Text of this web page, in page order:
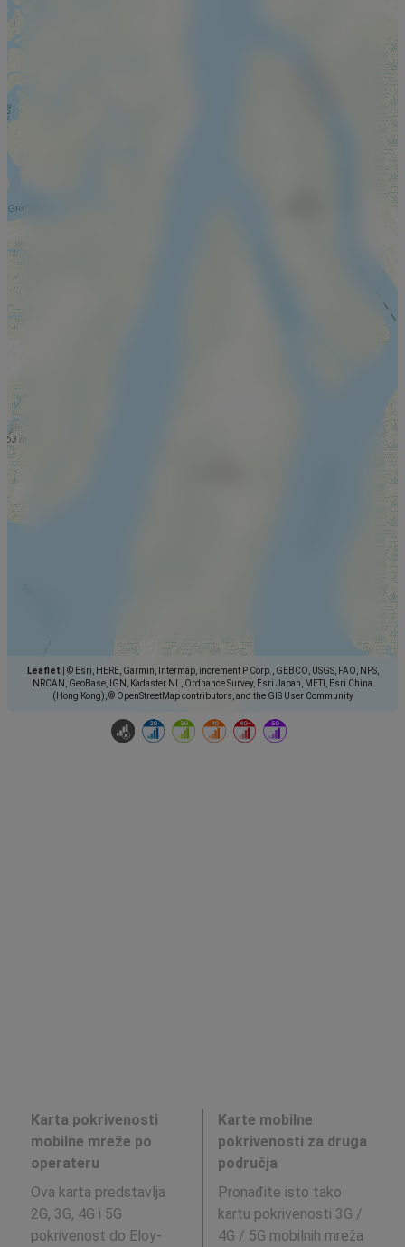
Leaflet
© Esri, HERE, Garmin, Intermap, increment P Corp., GEBCO, USGS, FAO, NPS,
NRCAN, GeoBase, IGN, Kadaster NL, Ordnance Survey, Esri Japan, METI, Esri China
(Hong Kong), © OpenStreetMap contributors, and the GIS User Community
Karta pokrivenosti
mobilne mreže po
operateru
Ova karta predstavlja
2G, 3G, 4G i 5G
pokrivenost do Eloy-
Karte mobilne
pokrivenosti za druga
područja
Pronađite isto tako
kartu pokrivenosti 3G /
4G / 5G mobilnih mreža